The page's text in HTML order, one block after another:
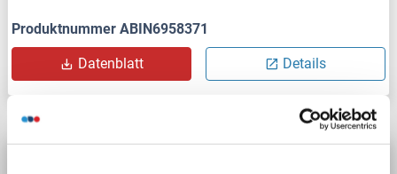
Produktnummer ABIN6958371
Datenblatt Details